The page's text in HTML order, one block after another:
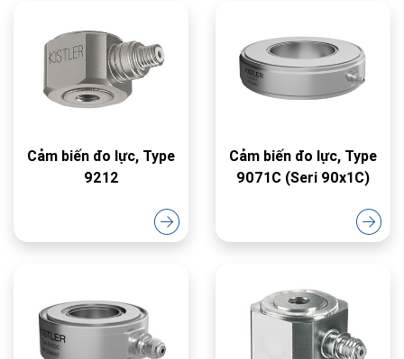
Cảm biến đo lực, Type
9212
Cảm biến đo lực, Type
9071C (Seri 90x1C)